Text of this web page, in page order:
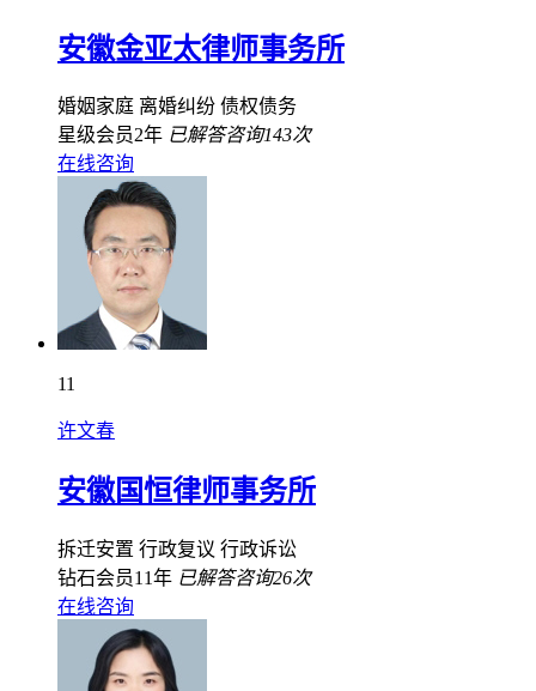
安徽金亚太律师事务所
婚姻家庭 离婚纠纷 债权债务
星级会员2年 已解答咨询143次
在线咨询
11
许文春
安徽国恒律师事务所
拆迁安置 行政复议 行政诉讼
钻石会员11年 已解答咨询26次
在线咨询